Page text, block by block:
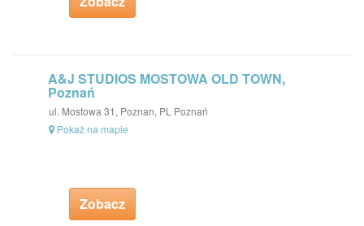
A&J STUDIOS MOSTOWA OLD TOWN,
Poznań
ul. Mostowa 31, Poznan, PL Poznań
Pokaż na mapie
Zobacz